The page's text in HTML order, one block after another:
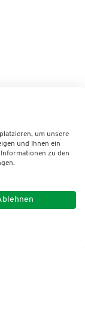
um unsere
und Ihnen ein
zu den